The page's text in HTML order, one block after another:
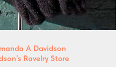
A Davidson
Ravelry Store